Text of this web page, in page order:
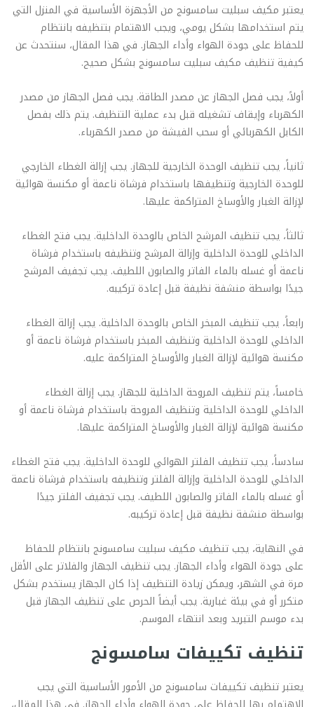
يعتبر مكيف سبليت سامسونج من الأجهزة الأساسية في المنزل التي
يتم استخدامها بشكل يومي، ويجب الاهتمام بتنظيفه بانتظام
للحفاظ على جودة الهواء وأداء الجهاز. في هذا المقال، سنتحدث عن
كيفية تنظيف مكيف سبليت سامسونج بشكل صحيح.
أولاً، يجب فصل الجهاز عن مصدر الطاقة. يجب فصل الجهاز من مصدر
الكهرباء وإيقاف تشغيله قبل بدء عملية التنظيف. يتم ذلك بفصل
الكابل الكهربائي أو سحب الفيشة من مصدر الكهرباء.
ثانياً، يجب تنظيف الوحدة الخارجية للجهاز. يجب إزالة الغطاء الخارجي
للوحدة الخارجية وتنظيفها باستخدام فرشاة ناعمة أو مكنسة هوائية
لإزالة الغبار والأوساخ المتراكمة عليها.
ثالثاً، يجب تنظيف المرشح الخاص بالوحدة الداخلية. يجب فتح الغطاء
الداخلي للوحدة الداخلية وإزالة المرشح وتنظيفه باستخدام فرشاة
ناعمة أو غسله بالماء الفاتر والصابون اللطيف. يجب تجفيف المرشح
جيدًا بواسطة منشفة نظيفة قبل إعادة تركيبه.
رابعاً، يجب تنظيف المبخر الخاص بالوحدة الداخلية. يجب إزالة الغطاء
الداخلي للوحدة الداخلية وتنظيف المبخر باستخدام فرشاة ناعمة أو
مكنسة هوائية لإزالة الغبار والأوساخ المتراكمة عليه.
خامساً، يتم تنظيف المروحة الداخلية للجهاز. يجب إزالة الغطاء
الداخلي للوحدة الداخلية وتنظيف المروحة باستخدام فرشاة ناعمة أو
مكنسة هوائية لإزالة الغبار والأوساخ المتراكمة عليها.
سادساً، يجب تنظيف الفلتر الهوائي للوحدة الداخلية. يجب فتح الغطاء
الداخلي للوحدة الداخلية وإزالة الفلتر وتنظيفه باستخدام فرشاة ناعمة
أو غسله بالماء الفاتر والصابون اللطيف. يجب تجفيف الفلتر جيدًا
بواسطة منشفة نظيفة قبل إعادة تركيبه.
في النهاية، يجب تنظيف مكيف سبليت سامسونج بانتظام للحفاظ
على جودة الهواء وأداء الجهاز. يجب تنظيف الجهاز والفلاتر على الأقل
مرة في الشهر، ويمكن زيادة التنظيف إذا كان الجهاز يستخدم بشكل
متكرر أو في بيئة غبارية. يجب أيضاً الحرص على تنظيف الجهاز قبل
بدء موسم التبريد وبعد انتهاء الموسم.
تنظيف تكييفات سامسونج
يعتبر تنظيف تكييفات سامسونج من الأمور الأساسية التي يجب